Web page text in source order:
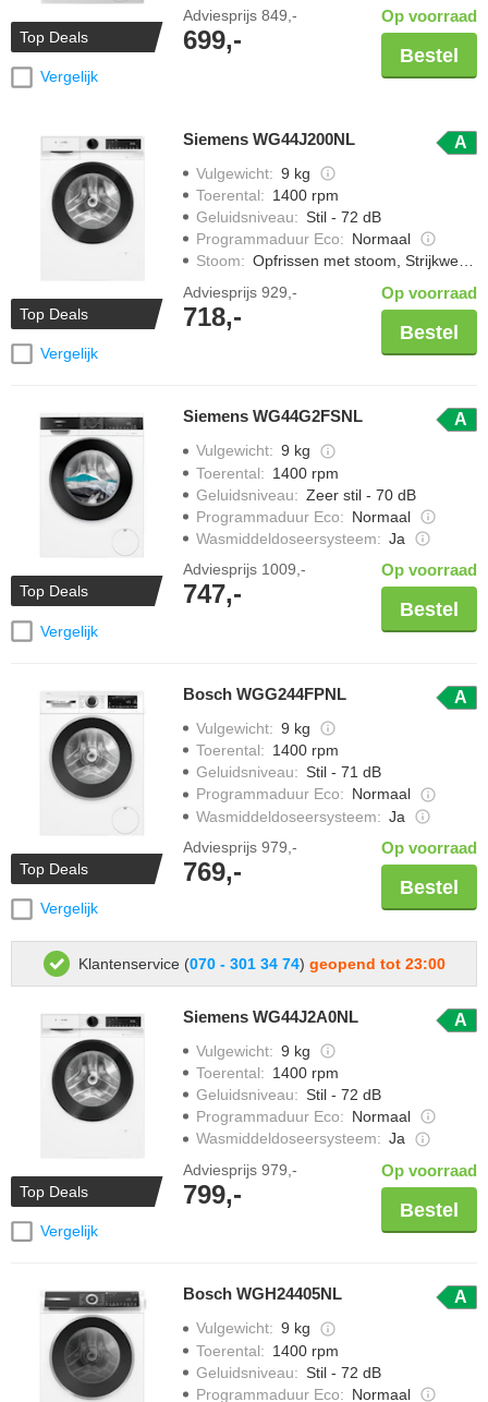
Top Deals
Vergelijk
Adviesprijs 849,-
699,-
Op voorraad
Bestel
Top Deals
Vergelijk
Siemens WG44J200NL A
Vulgewicht: 9 kg
Toerental: 1400 rpm
Geluidsniveau: Stil - 72 dB
Programmaduur Eco: Normaal
Stoom: Opfrissen met stoom, Strijkwerk verminderen
Adviesprijs 929,-
718,-
Op voorraad
Bestel
Top Deals
Vergelijk
Siemens WG44G2FSNL A
Vulgewicht: 9 kg
Toerental: 1400 rpm
Geluidsniveau: Zeer stil - 70 dB
Programmaduur Eco: Normaal
Wasmiddeldoseersysteem: Ja
Adviesprijs 1009,-
747,-
Op voorraad
Bestel
Top Deals
Vergelijk
Bosch WGG244FPNL A
Vulgewicht: 9 kg
Toerental: 1400 rpm
Geluidsniveau: Stil - 71 dB
Programmaduur Eco: Normaal
Wasmiddeldoseersysteem: Ja
Adviesprijs 979,-
769,-
Op voorraad
Bestel
Klantenservice (070 - 301 34 74) geopend tot 23:00
Top Deals
Vergelijk
Siemens WG44J2A0NL A
Vulgewicht: 9 kg
Toerental: 1400 rpm
Geluidsniveau: Stil - 72 dB
Programmaduur Eco: Normaal
Wasmiddeldoseersysteem: Ja
Adviesprijs 979,-
799,-
Op voorraad
Bestel
Bosch WGH24405NL A
Vulgewicht: 9 kg
Toerental: 1400 rpm
Geluidsniveau: Stil - 72 dB
Programmaduur Eco: Normaal